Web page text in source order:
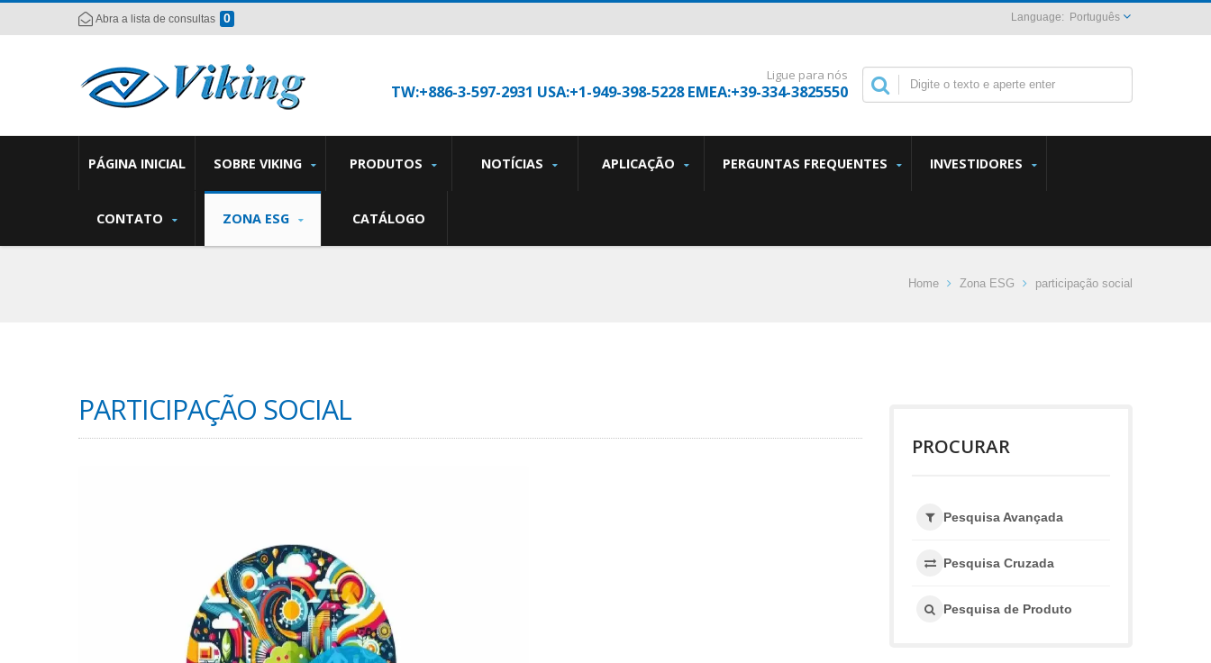
Abra a lista de consultas 0 Português
Ligue para nós
TW:+886-3-597-2931 USA:+1-949-398-5228 EMEA:+39-334-3825550
PÁGINA INICIAL SOBRE VIKING PRODUTOS NOTÍCIAS APLICAÇÃO PERGUNTAS FREQUENTES INVESTIDORES
CONTATO ZONA ESG CATÁLOGO
Home Zona ESG participação social
PARTICIPAÇÃO SOCIAL
PROCURAR
Pesquisa Avançada
Pesquisa Cruzada
Pesquisa de Produto